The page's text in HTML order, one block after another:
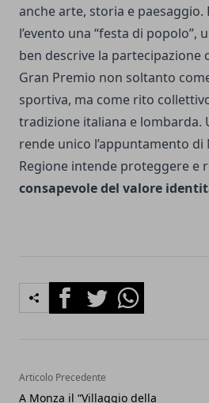
anche arte, storia e
l’evento una “festa di popolo”,
ben descrive la partecipazione
Gran Premio non soltanto
sportiva, ma come rito
tradizione italiana e lombarda.
rende unico l’appuntamento di
Regione intende proteggere e
consapevole del valore
FacebookTwitterWhatsapp
Articolo Precedente
A Monza il “Villaggio della